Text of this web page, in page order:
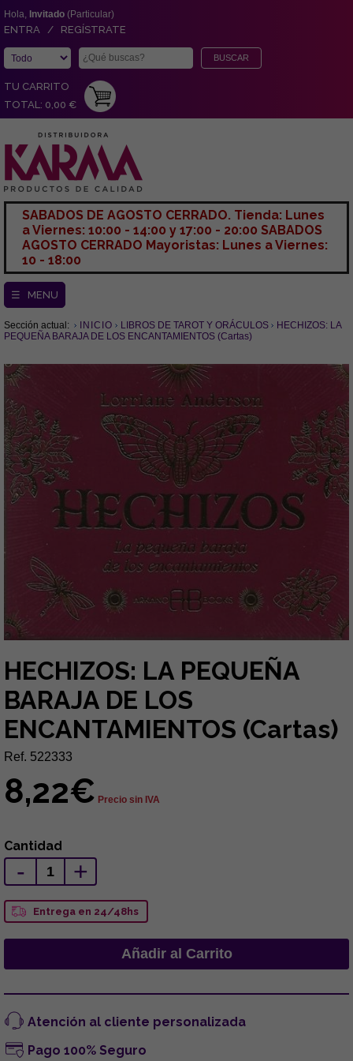
Hola, Invitado (Particular)
ENTRA / REGÍSTRATE
TU CARRITO
TOTAL: 0,00 €
SABADOS DE AGOSTO CERRADO. Tienda: Lunes
a Viernes: 10:00 - 14:00 y 17:00 - 20:00 SABADOS
AGOSTO CERRADO Mayoristas: Lunes a Viernes:
10 - 18:00
☰ MENU
Sección actual: INICIO LIBROS DE TAROT Y ORÁCULOS
HECHIZOS: LA
PEQUEÑA BARAJA DE LOS ENCANTAMIENTOS (Cartas)
HECHIZOS: LA PEQUEÑA
BARAJA DE LOS
ENCANTAMIENTOS (Cartas)
Ref. 522333
8,22€ Precio sin IVA
Cantidad
- +
Entrega en 24/48hs
Atención al cliente personalizada
Pago 100% Seguro